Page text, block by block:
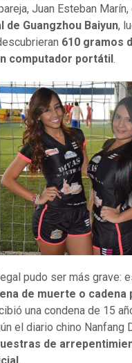
Juan Esteban Marín,
de Guangzhou Baiyun,
610 gramos
computador portátil .
pudo ser más grave:
de muerte o cadena
una condena de 15
el diario chino Nanfang
de